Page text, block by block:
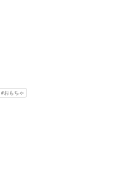
おもちゃ